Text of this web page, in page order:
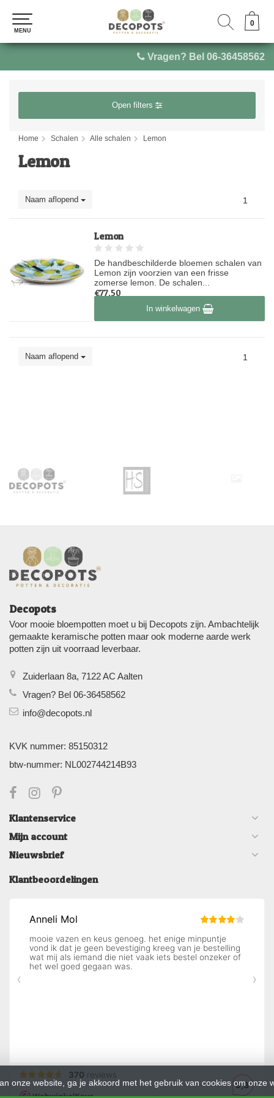
Vragen? Bel 06-36458562
0
MENU
0
MENU
Open filters
Home Schalen Alle schalen Lemon
Lemon
Naam aflopend 1
Lemon
De handbeschilderde bloemen schalen van
Lemon zijn voorzien van een frisse
zomerse lemon. De schalen...
€77,50
Op voorraadIn winkelwagen
Naam aflopend 1
Decopots
Voor mooie bloempotten moet u bij Decopots zijn. Ambachtelijk
gemaakte keramische potten maar ook moderne aarde werk
potten zijn uit voorraad leverbaar.
Zuiderlaan 8a, 7122 AC Aalten
Vragen? Bel 06-36458562
info@decopots.nl
KVK nummer: 85150312
btw-nummer: NL002744214B93
Klantenservice
Mijn account
Nieuwsbrief
Klantbeoordelingen
onze website, ga je akkoord met het gebruik van cookies om onze